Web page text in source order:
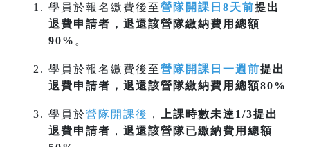
學員於報名繳費後至營隊開課日8天前提出
退費申請者，退還該營隊繳納費用總額
90% 。
學員於報名繳費後至營隊開課日一週前提出
退費申請者，退還該營隊繳納費用總額80%
學員於營隊開課後 ，
上課時數未達1/3提出
退費申請者 ， 退還該營隊已繳納費用總額